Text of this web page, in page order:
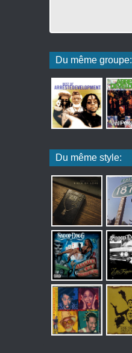
Du même groupe:
Du même style: